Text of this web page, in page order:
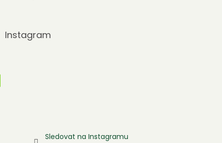
Instagram
Sledovat na Instagramu